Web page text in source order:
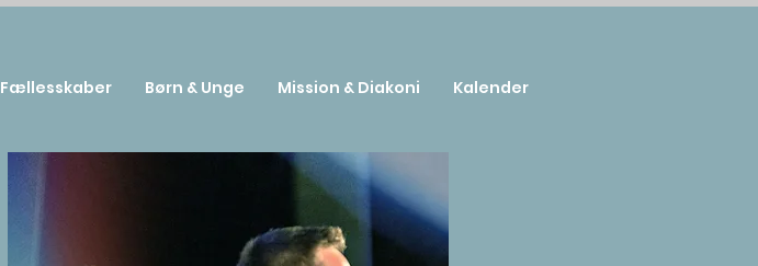
Fællesskaber Børn & Unge Mission & Diakoni Kalender